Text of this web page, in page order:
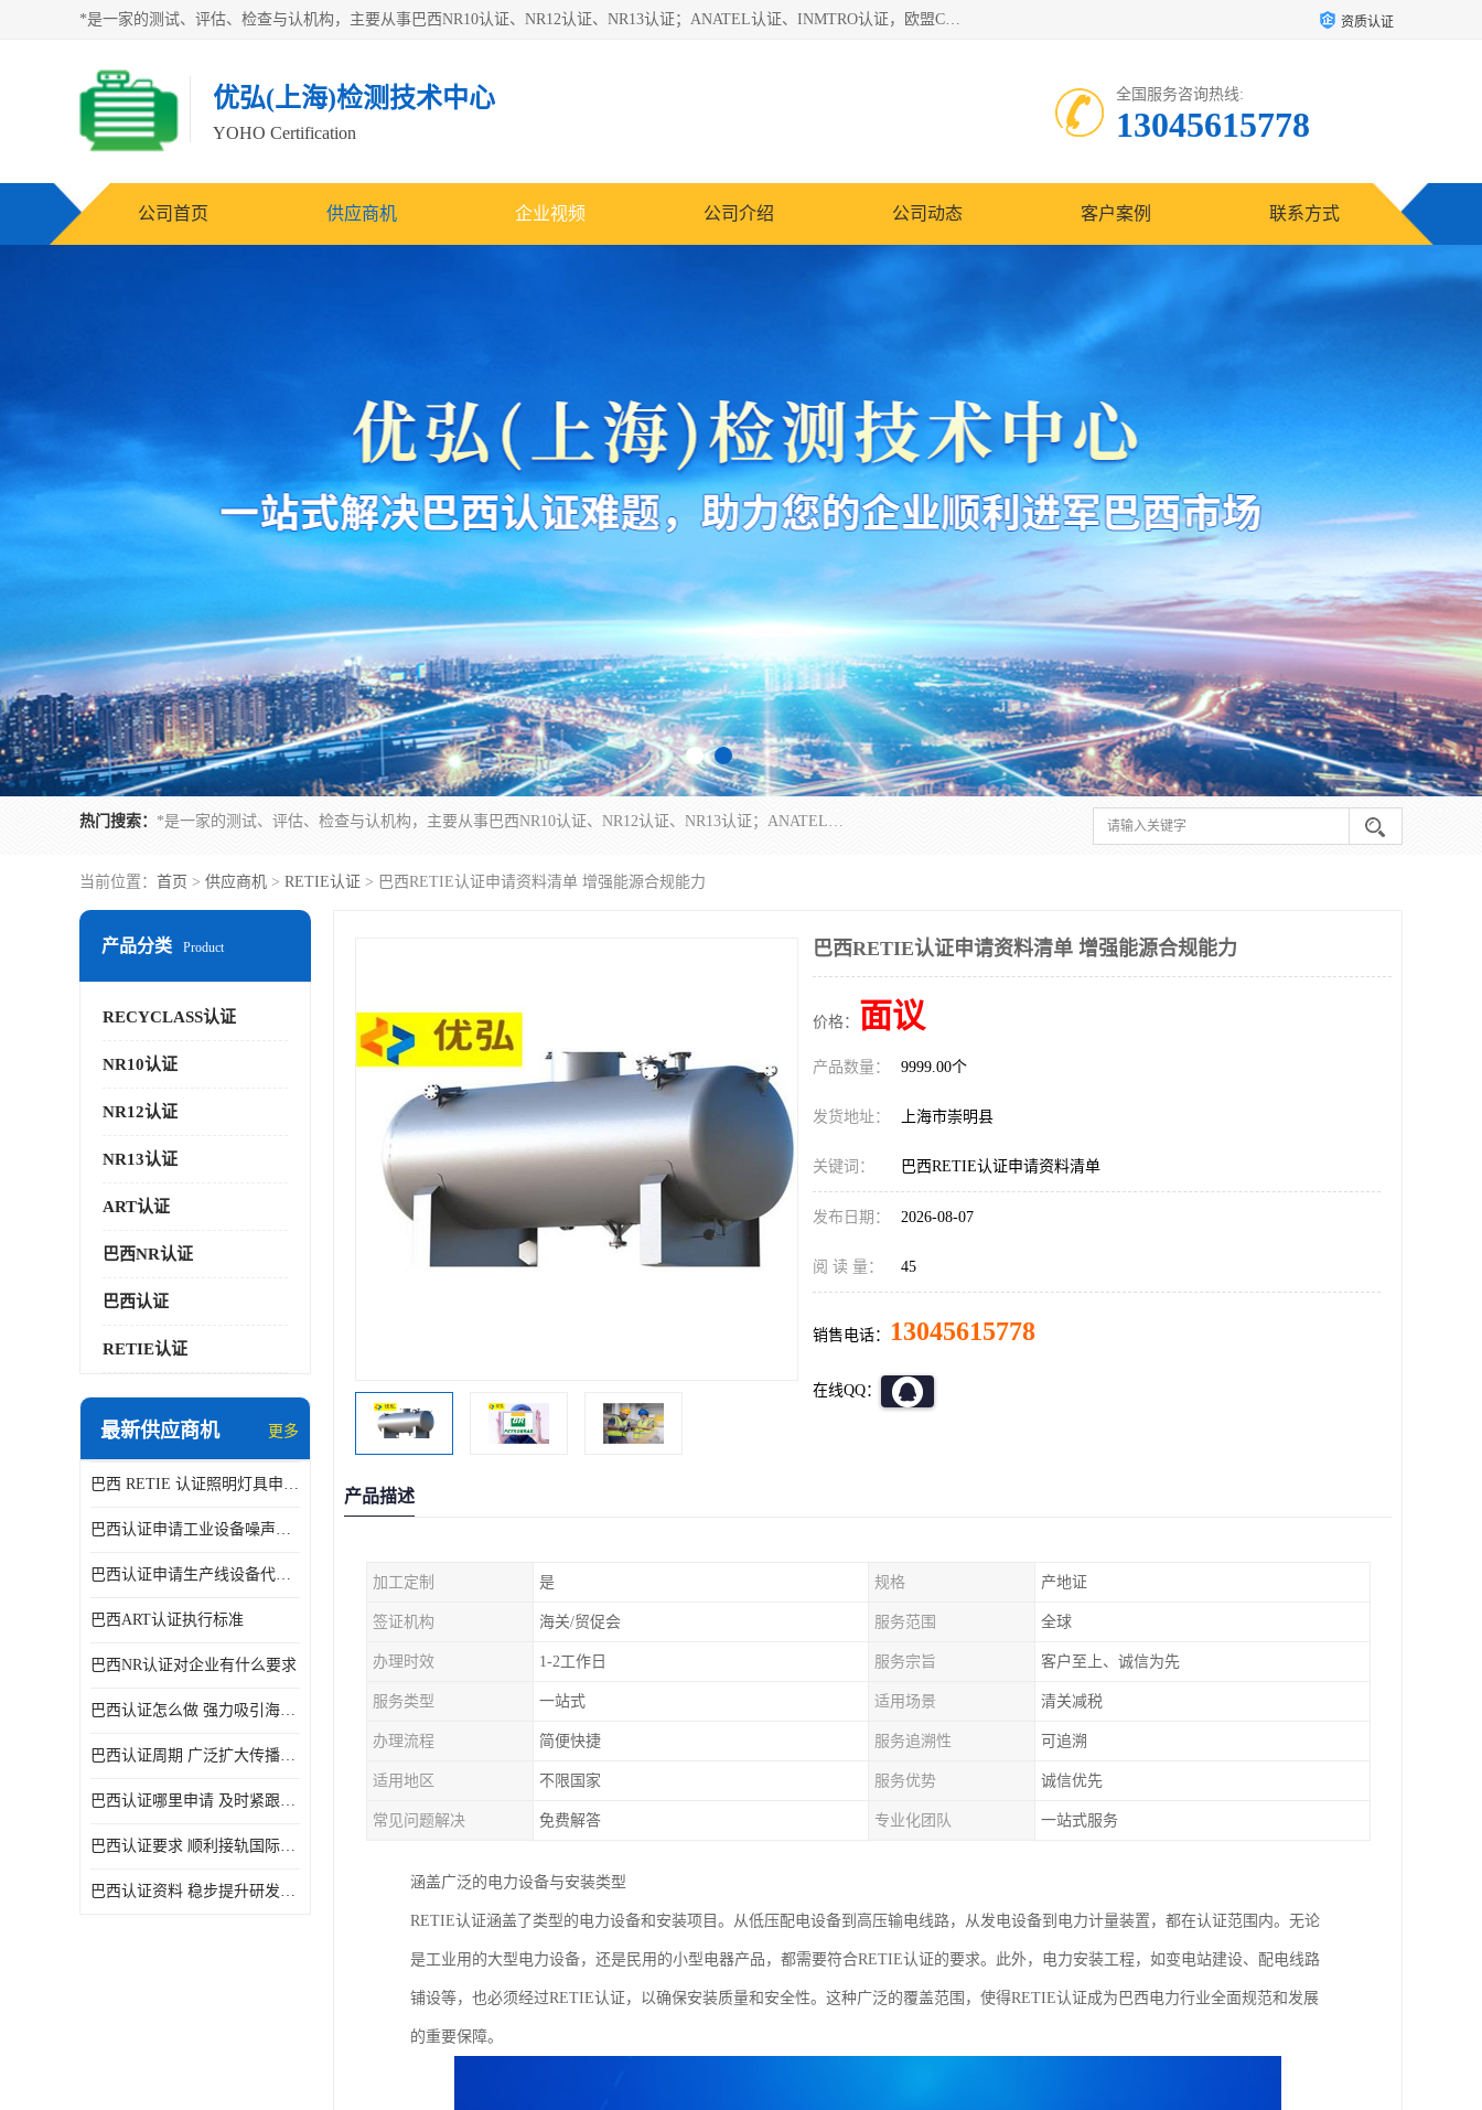
*是一家的测试、评估、检查与认机构，主要从事巴西NR10认证、NR12认证、NR13认证；ANATEL认证、INMTRO认证，欧盟CE认证：MD认证，PED认证，MID认证，ATEX认证，德国蓝色天使认证。 资质认证
优弘(上海)检测技术中心
YOHO Certification
全国服务咨询热线:
13045615778
公司首页 供应商机 企业视频 公司介绍 公司动态 客户案例 联系方式
热门搜索： *是一家的测试、评估、检查与认机构，主要从事巴西NR10认证、NR12认证、NR13认证；ANATEL认证、INMTRO认证，欧盟CE认证：MD认证，PED认证，MID认证，ATEX认证，德国蓝色天使认证。
当前位置： 首页 > 供应商机 > RETIE认证 > 巴西RETIE认证申请资料清单 增强能源合规能力
产品分类 Product
RECYCLASS认证
NR10认证
NR12认证
NR13认证
ART认证
巴西NR认证
巴西认证
RETIE认证
最新供应商机 更多
巴西 RETIE 认证照明灯具申请 RETIE 认证
巴西认证申请工业设备噪声控制认证规范
巴西认证申请生产线设备代理机构选择
巴西ART认证执行标准
巴西NR认证对企业有什么要求
巴西认证怎么做 强力吸引海外投资
巴西认证周期 广泛扩大传播范围
巴西认证哪里申请 及时紧跟法规变化
巴西认证要求 顺利接轨国际规范
巴西认证资料 稳步提升研发能力
巴西RETIE认证申请资料清单 增强能源合规能力
价格： 面议
产品数量： 9999.00个
发货地址： 上海市崇明县
关键词： 巴西RETIE认证申请资料清单
发布日期： 2026-08-07
阅 读 量： 45
销售电话： 13045615778
在线QQ：
产品描述
加工定制 是 规格 产地证
签证机构 海关/贸促会 服务范围 全球
办理时效 1-2工作日 服务宗旨 客户至上、诚信为先
服务类型 一站式 适用场景 清关减税
办理流程 简便快捷 服务追溯性 可追溯
适用地区 不限国家 服务优势 诚信优先
常见问题解决 免费解答 专业化团队 一站式服务
涵盖广泛的电力设备与安装类型
RETIE认证涵盖了类型的电力设备和安装项目。从低压配电设备到高压输电线路，从发电设备到电力计量装置，都在认证范围内。无论
是工业用的大型电力设备，还是民用的小型电器产品，都需要符合RETIE认证的要求。此外，电力安装工程，如变电站建设、配电线路
铺设等，也必须经过RETIE认证，以确保安装质量和安全性。这种广泛的覆盖范围，使得RETIE认证成为巴西电力行业全面规范和发展
的重要保障。